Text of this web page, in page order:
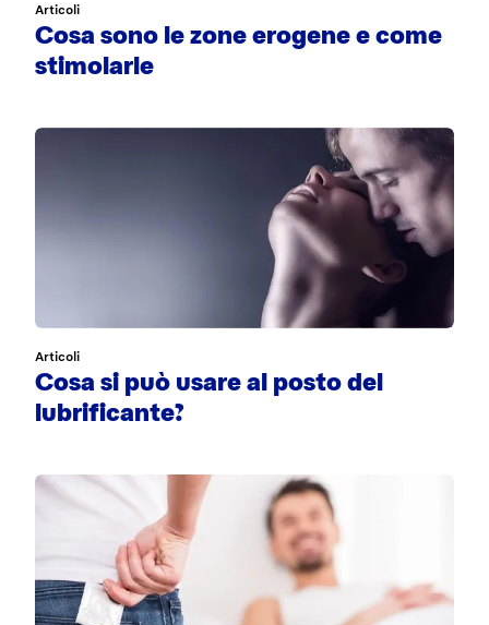
Articoli
Cosa sono le zone erogene e come
stimolarle
Articoli
Cosa si può usare al posto del
lubrificante?